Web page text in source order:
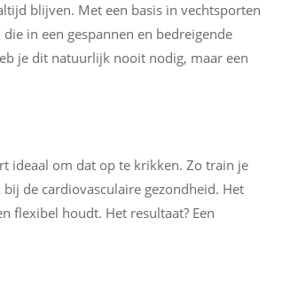
blijven. Met een basis in vechtsporten
in een gespannen en bedreigende
je dit natuurlijk nooit nodig, maar een
ideaal om dat op te krikken. Zo train je
de cardiovasculaire gezondheid. Het
flexibel houdt. Het resultaat? Een